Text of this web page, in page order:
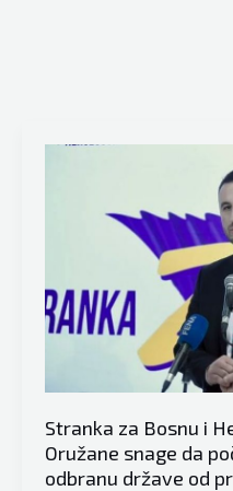
Stranka za Bosnu i
Oružane snage da
odbranu države od